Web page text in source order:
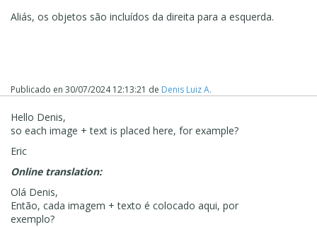
Aliás, os objetos são incluídos da direita para a esquerda.
Publicado en 30/07/2024 12:13:21 de Denis Luiz A.
Hello Denis,
so each image + text is placed here, for example?
Eric
Online translation:
Olá Denis,
Então, cada imagem + texto é colocado aqui, por
exemplo?